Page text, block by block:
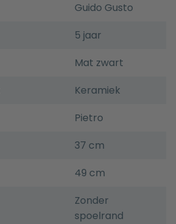
Guido Gusto
5 jaar
Mat zwart
Keramiek
Pietro
37 cm
49 cm
Zonder
spoelrand